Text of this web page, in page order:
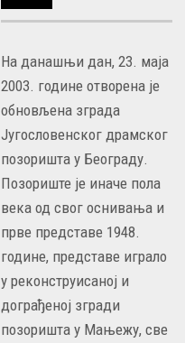
На данашњи дан, 23. маја
2003. године отворена је
обновљена зграда
Југословенског драмског
позоришта у Београду.
Позориште је иначе пола
века од свог оснивања и
прве представе 1948.
године, представе играло
у реконструисаној и
дограђеној згради
позоришта у Мањежу, све